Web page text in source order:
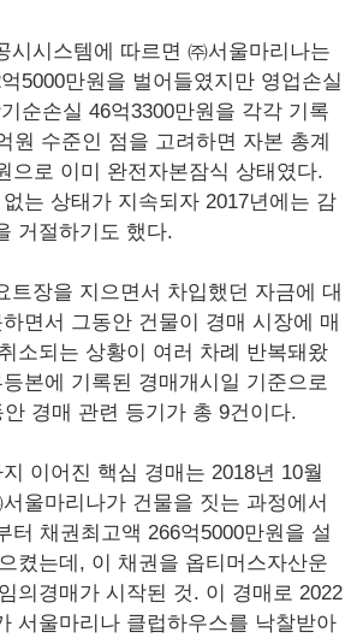
시시스템에 따르면 ㈜서울마리나는
5000만원을 벌어들였지만 영업손실
순손실 46억3300만원을 각각 기록
원 수준인 점을 고려하면 자본 총계
으로 이미 완전자본잠식 상태였다.
는 상태가 지속되자 2017년에는 감
거절하기도 했다.
트장을 지으면서 차입했던 자금에 대
면서 그동안 건물이 경매 시장에 매
소되는 상황이 여러 차례 반복돼왔
본에 기록된 경매개시일 기준으로
경매 관련 등기가 총 9건이다.
이어진 핵심 경매는 2018년 10월
울마리나가 건물을 짓는 과정에서
터 채권최고액 266억5000만원을 설
켰는데, 이 채권을 옵티머스자산운
의경매가 시작된 것. 이 경매로 2022
서울마리나 클럽하우스를 낙찰받아